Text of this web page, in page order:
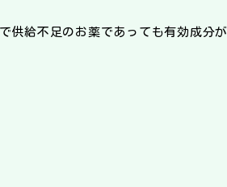
給不足のお薬であっても有効成分が